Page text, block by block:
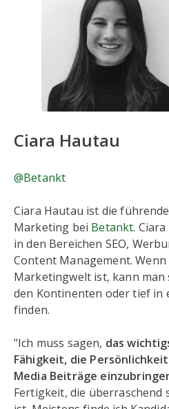
Ciara Hautau
@Betankt
Ciara Hautau ist die
Marketing bei Betankt.
in den Bereichen SEO,
Content Management.
Marketingwelt ist, kann man
den Kontinenten oder tief in
finden.
"Ich muss sagen, das
Fähigkeit, die
Media Beiträge
Fertigkeit, die überraschend